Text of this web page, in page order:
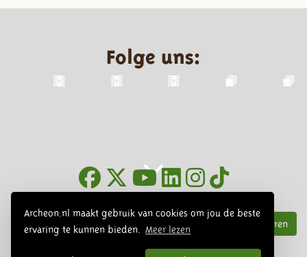
Archeon.nl maakt gebruik van cookies om jou de beste
ervaring te kunnen bieden.
Meer lezen
Folge uns:
Abonnieren